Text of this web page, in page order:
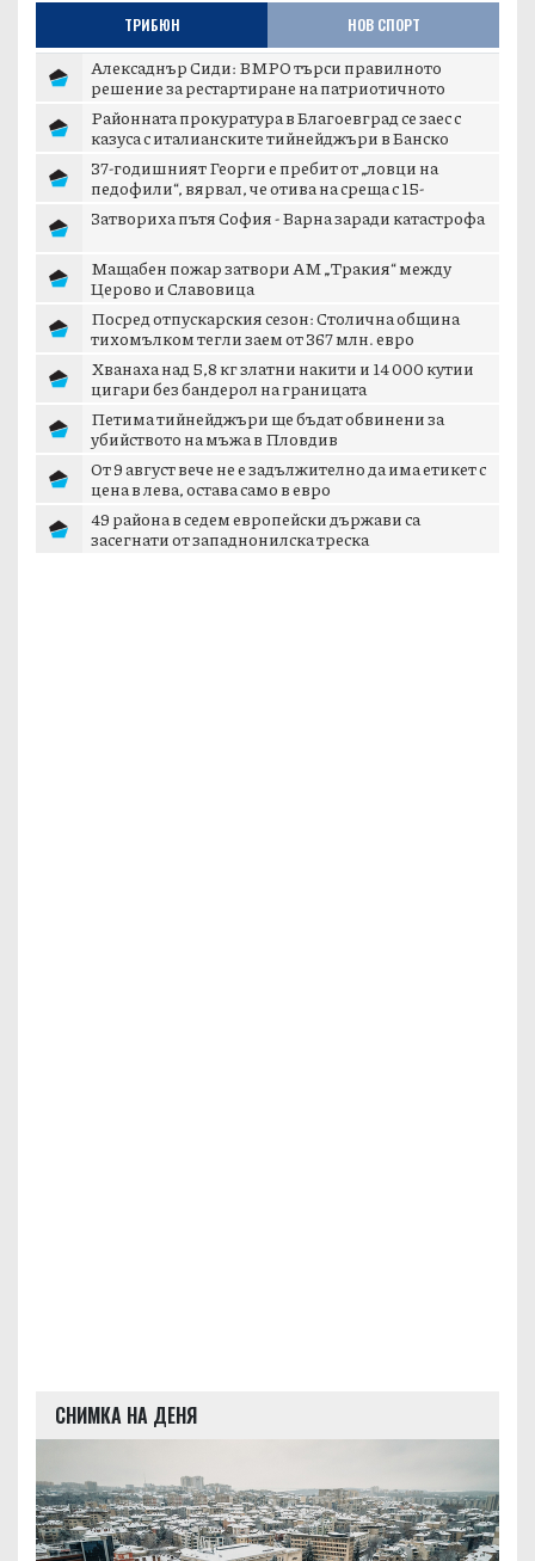
ТРИБЮН НОВ СПОРТ
Алексаднър Сиди: ВМРО търси правилното
решение за рестартиране на патриотичното
пространст...
Районната прокуратура в Благоевград се заес с
казуса с италианските тийнейджъри в Банско
37-годишният Георги е пребит от „ловци на
педофили“, вярвал, че отива на среща с 15-
годишн...
Затвориха пътя София - Варна заради катастрофа
Мащабен пожар затвори АМ „Тракия“ между
Церово и Славовица
Посред отпускарския сезон: Столична община
тихомълком тегли заем от 367 млн. евро
Хванаха над 5,8 кг златни накити и 14 000 кутии
цигари без бандерол на границата
Петима тийнейджъри ще бъдат обвинени за
убийството на мъжа в Пловдив
От 9 август вече не е задължително да има етикет с
цена в лева, остава само в евро
49 района в седем европейски държави са
засегнати от западнонилска треска
СНИМКА НА ДЕНЯ